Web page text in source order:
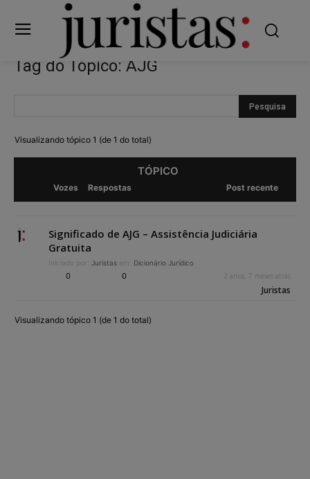
Tag do Tópico: AJG
Visualizando tópico 1 (de 1 do total)
TÓPICO
Vozes Respostas Post recente
Significado de AJG – Assistência Judiciária
Gratuita
Iniciado por: Juristas em: Dicionário Jurídico
0 0 2 anos, 7 meses atrás
Juristas
Visualizando tópico 1 (de 1 do total)